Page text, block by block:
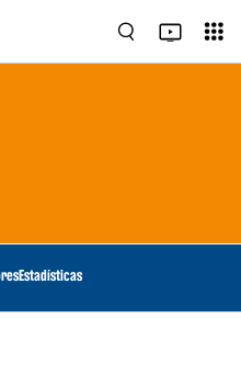
Estadísticas